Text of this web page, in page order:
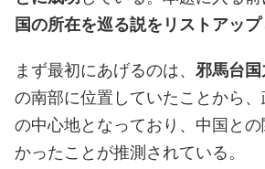
国の所在を巡る説をリストアップ
まず最初にあげるのは、 邪馬台
の南部に位置していたことから
の中心地となっており、中国と
かったことが推測されている。